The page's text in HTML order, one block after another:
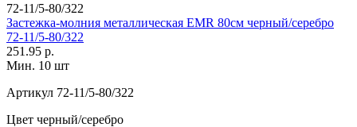
72-11/5-80/322
Застежка-молния металлическая EMR 80см черный/серебро
72-11/5-80/322
251.95 р.
Мин. 10 шт
Артикул 72-11/5-80/322
Цвет черный/серебро